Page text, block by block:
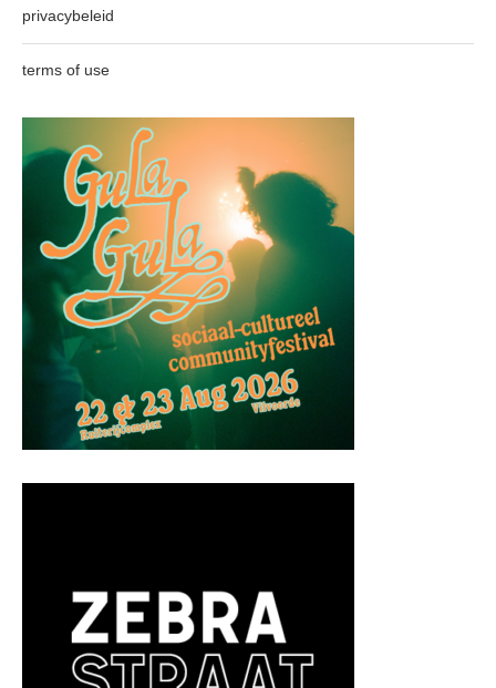
privacybeleid
terms of use